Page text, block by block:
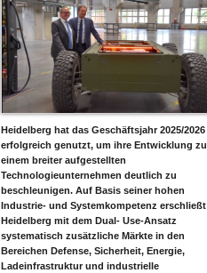
Heidelberg hat das Geschäftsjahr 2025/2026
erfolgreich genutzt, um ihre Entwicklung zu
einem breiter aufgestellten
Technologieunternehmen deutlich zu
beschleunigen. Auf Basis seiner hohen
Industrie- und Systemkompetenz erschließt
Heidelberg mit dem Dual- Use-Ansatz
systematisch zusätzliche Märkte in den
Bereichen Defense, Sicherheit, Energie,
Ladeinfrastruktur und industrielle